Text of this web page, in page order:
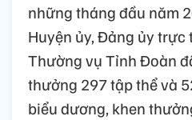
những tháng đầu năm
Huyện ủy, Đảng ủy trực
Thường vụ Tỉnh Đoàn
thưởng 297 tập thể và
biểu dương, khen